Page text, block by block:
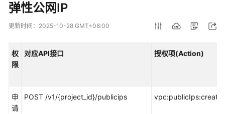
最
新
产
绍
弹性公网IP
更新时间： 2025-10-28 GMT+08:00
权
限
对应API接口 授权项(Action)
申
请
POST /v1/{project_id}/publicips vpc:publicIps:create